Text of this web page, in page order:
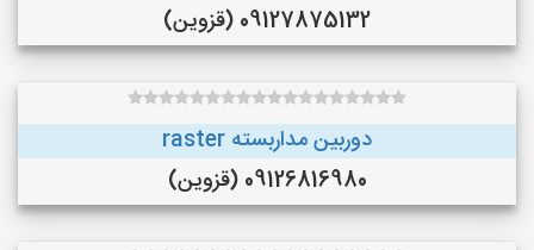
09127875132 (قزوین)
دوربین مداربسته raster
09126816980 (قزوین)